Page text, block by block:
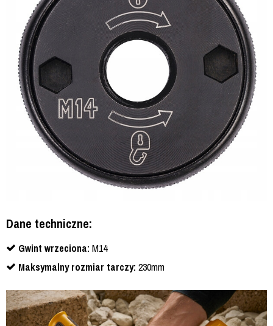
Dane techniczne:
Gwint wrzeciona: M14
Maksymalny rozmiar tarczy: 230mm